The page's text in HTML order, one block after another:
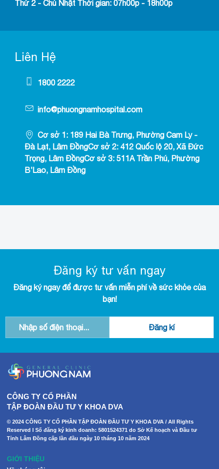
Thứ 2 - Chủ Nhật Thời gian: 07h00p - 18h00p
Liên Hệ
1800 2222
info@phuongnamhospital.com
Cơ sở 1: 189 Hai Bà Trưng, Phường Cam Ly -
Đà Lạt, Lâm ĐồngCơ sở 2: 412 Quốc lộ 20, Xã Đức
Trọng, Lâm ĐồngCơ sở 3: 511A Trần Phú, Phường
B’Lao, Lâm Đồng
Đăng ký tư vấn ngay
Đăng ký ngay để được tư vấn miễn phí về sức khỏe của
bạn!
CÔNG TY CỔ PHẦN
TẬP ĐOÀN ĐẦU TƯ Y KHOA DVA
© 2024 CÔNG TY CỔ PHẦN TẬP ĐOÀN ĐẦU TƯ Y KHOA DVA / All Rights
Reserved I Số đăng ký kinh doanh: 5801524371 do Sở Kế hoạch và Đầu tư
Tỉnh Lâm Đồng cấp lần đầu ngày 10 tháng 10 năm 2024
GIỚI THIỆU